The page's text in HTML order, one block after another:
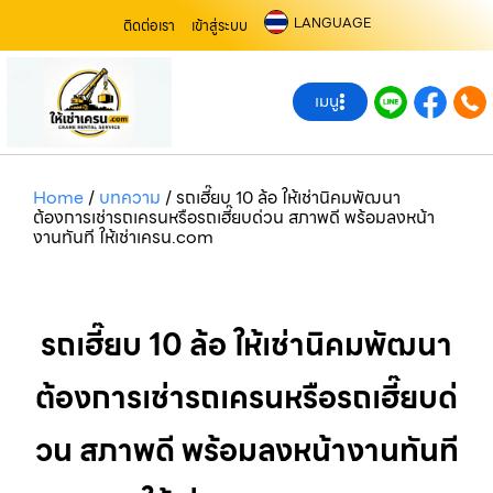
ติดต่อเรา เข้าสู่ระบบ LANGUAGE
เมนู
Home/ บทความ /รถเฮี๊ยบ 10 ล้อ ให้เช่านิคมพัฒนา
ต้องการเช่ารถเครนหรือรถเฮี๊ยบด่วน สภาพดี พร้อมลงหน้า
งานทันที ให้เช่าเครน.com
รถเฮี๊ยบ 10 ล้อ ให้เช่านิคมพัฒนา
ต้องการเช่ารถเครนหรือรถเฮี๊ยบด่
วน สภาพดี พร้อมลงหน้างานทันที